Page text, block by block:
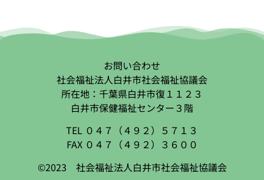
お問い合わせ
社会福祉法人白井市社会福祉協議会
所在地：千葉県白井市復１１２３
白井市保健福祉センター３階
TEL ０４７（４９２）５７１３
FAX ０４７（４９２）３６００
©2023 社会福祉法人白井市社会福祉協議会